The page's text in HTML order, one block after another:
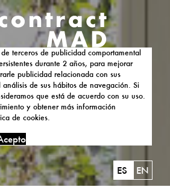
terceros de publicidad comportamental
durante 2 años, para mejorar
publicidad relacionada con sus
de sus hábitos de navegación. Si
que está de acuerdo con su uso.
y obtener más información
de cookies.
ES EN